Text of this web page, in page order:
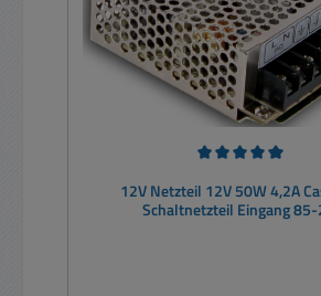
12V Netzteil 12V 50W 4,2A Case RS50
Schaltnetzteil Eingang